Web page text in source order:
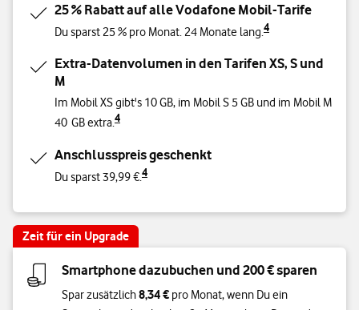
25 % Rabatt auf alle Vodafone Mobil-Tarife
Du sparst 25 % pro Monat. 24 Monate lang.4
Extra-Datenvolumen in den Tarifen XS, S und
M
Im Mobil XS gibt's 10 GB, im Mobil S 5 GB und im Mobil M
40 GB extra.4
Anschlusspreis geschenkt
Du sparst 39,99 €.4
Zeit für ein Upgrade
Smartphone dazubuchen und 200 € sparen
Spar zusätzlich8,34 € pro Monat, wenn Du ein